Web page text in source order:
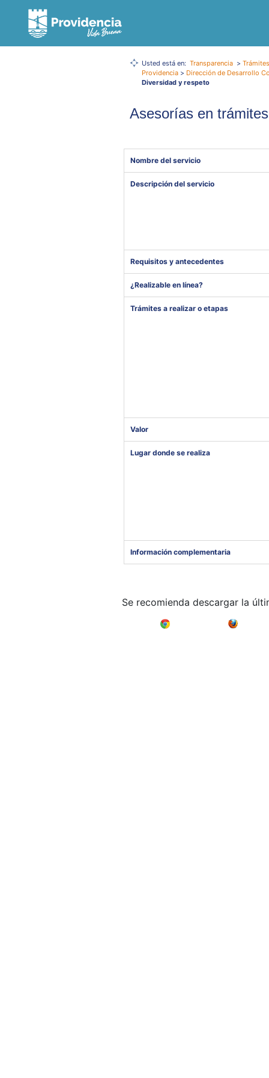
Usted está en: Transparencia >
Providencia > Dirección de Desarrollo
Diversidad y respeto
Asesorías en
Nombre del servicio
Descripción del servicio
Requisitos y antecedentes
¿Realizable en línea?
Trámites a realizar o etapas
Valor
Lugar donde se realiza
Información complementaria
Se recomienda descargar la